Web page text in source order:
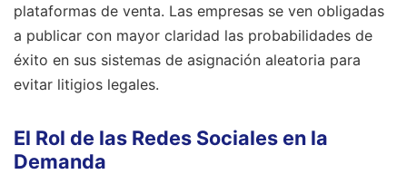
plataformas de venta. Las empresas se ven obligadas
a publicar con mayor claridad las probabilidades de
éxito en sus sistemas de asignación aleatoria para
evitar litigios legales.
El Rol de las Redes Sociales en la
Demanda